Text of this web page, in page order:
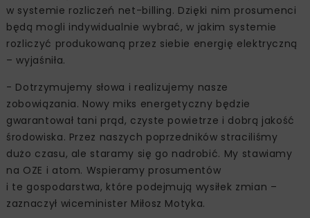
w systemie rozliczeń net-billing. Dzięki nim prosumenci
będą mogli indywidualnie wybrać, w jakim systemie
rozliczyć produkowaną przez siebie energię elektryczną
– wyjaśniła.
- Dotrzymujemy słowa i realizujemy nasze
zobowiązania. Nowy miks energetyczny będzie
gwarantował tani prąd, czyste powietrze i dobrą jakość
środowiska. Przez naszych poprzedników straciliśmy
dużo czasu, ale staramy się go nadrobić. My stawiamy
na OZE i atom. Wspieramy prosumentów
i te gospodarstwa, które podejmują wysiłek zmian –
zaznaczył wiceminister Miłosz Motyka.